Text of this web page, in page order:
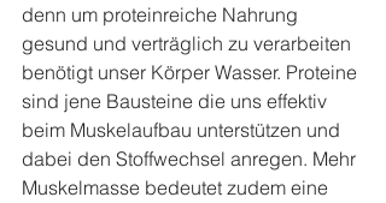
denn um proteinreiche Nahrung
gesund und verträglich zu verarbeiten
benötigt unser Körper Wasser. Proteine
sind jene Bausteine die uns effektiv
beim Muskelaufbau unterstützen und
dabei den Stoffwechsel anregen. Mehr
Muskelmasse bedeutet zudem eine